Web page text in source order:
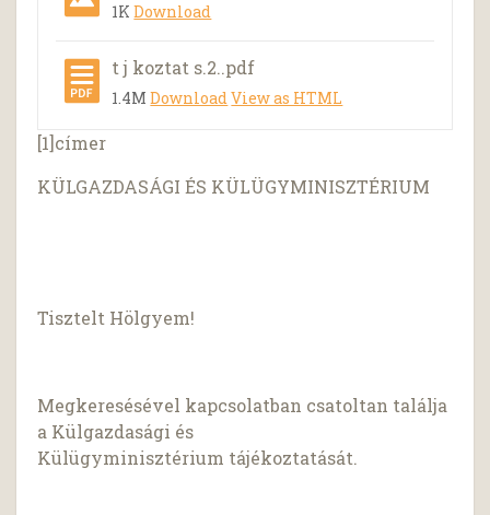
1KDownload
t j koztat s.2..pdf
1.4MDownloadView as HTML
[1]címer
KÜLGAZDASÁGI ÉS KÜLÜGYMINISZTÉRIUM
Tisztelt Hölgyem!
Megkeresésével kapcsolatban csatoltan találja
a Külgazdasági és
Külügyminisztérium tájékoztatását.